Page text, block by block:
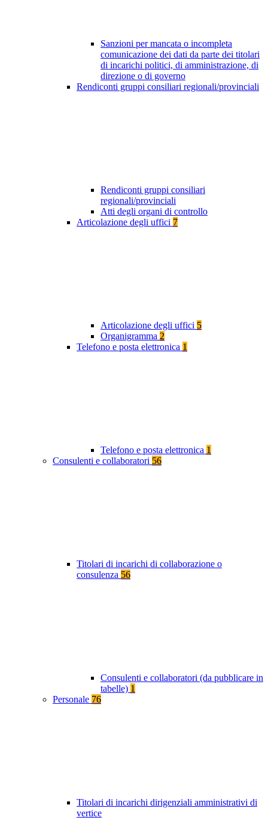
Sanzioni per mancata o incompleta
comunicazione dei dati da parte dei titolari
di incarichi politici, di amministrazione, di
direzione o di governo
Rendiconti gruppi consiliari regionali/provinciali
Rendiconti gruppi consiliari
regionali/provinciali
Atti degli organi di controllo
Articolazione degli uffici 7
Articolazione degli uffici 5
Organigramma 2
Telefono e posta elettronica 1
Telefono e posta elettronica 1
Consulenti e collaboratori 56
Titolari di incarichi di collaborazione o
consulenza 56
Consulenti e collaboratori (da pubblicare in
tabelle) 1
Personale 76
Titolari di incarichi dirigenziali amministrativi di
vertice